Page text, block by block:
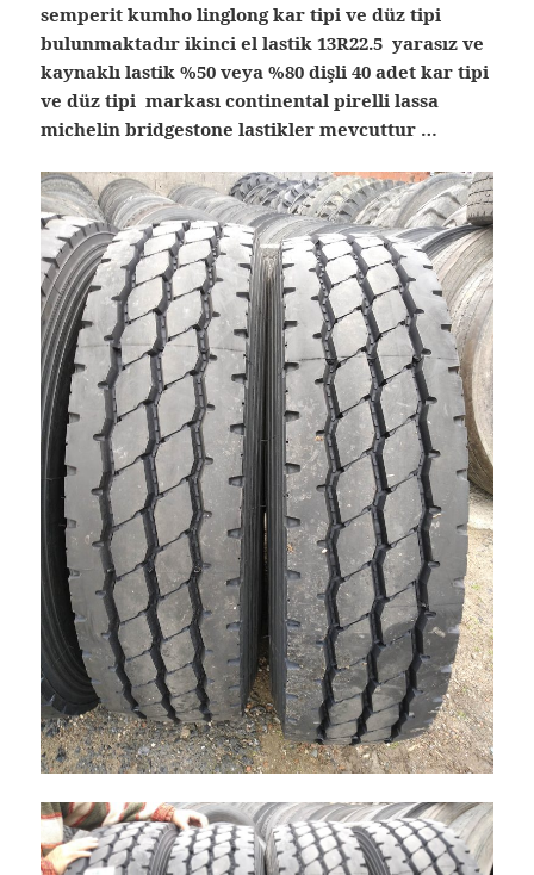
semperit kumho linglong kar tipi ve düz tipi
bulunmaktadır ikinci el lastik 13R22.5 yarasız ve
kaynaklı lastik %50 veya %80 dişli 40 adet kar tipi
ve düz tipi markası continental pirelli lassa
michelin bridgestone lastikler mevcuttur …